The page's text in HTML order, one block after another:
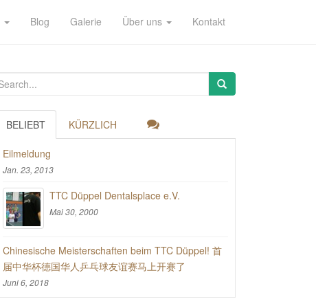
Blog Galerie Über uns Kontakt
BELIEBT KÜRZLICH
Eilmeldung
Jan. 23, 2013
TTC Düppel Dentalsplace e.V.
Mai 30, 2000
Chinesische Meisterschaften beim TTC Düppel! 首
届中华杯德国华人乒乓球友谊赛马上开赛了
Juni 6, 2018